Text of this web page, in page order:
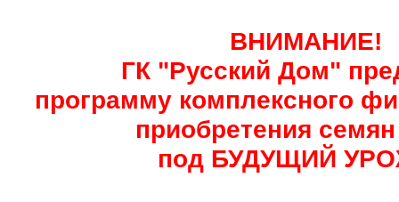
ВНИМАНИЕ!
ГК "Русский Дом"
программу комплексного
приобретения
под БУДУЩИЙ